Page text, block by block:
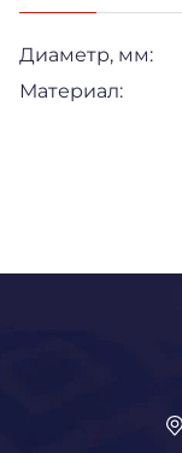
Диаметр, мм:
Материал: